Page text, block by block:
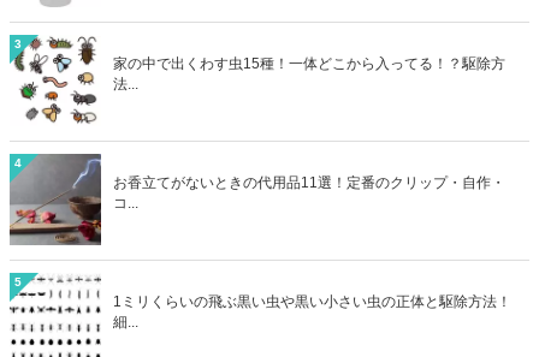
3
家の中で出くわす虫15種！一体どこから入ってる！？駆除方
法...
4
お香立てがないときの代用品11選！定番のクリップ・自作・
コ...
5
1ミリくらいの飛ぶ黒い虫や黒い小さい虫の正体と駆除方法！
細...